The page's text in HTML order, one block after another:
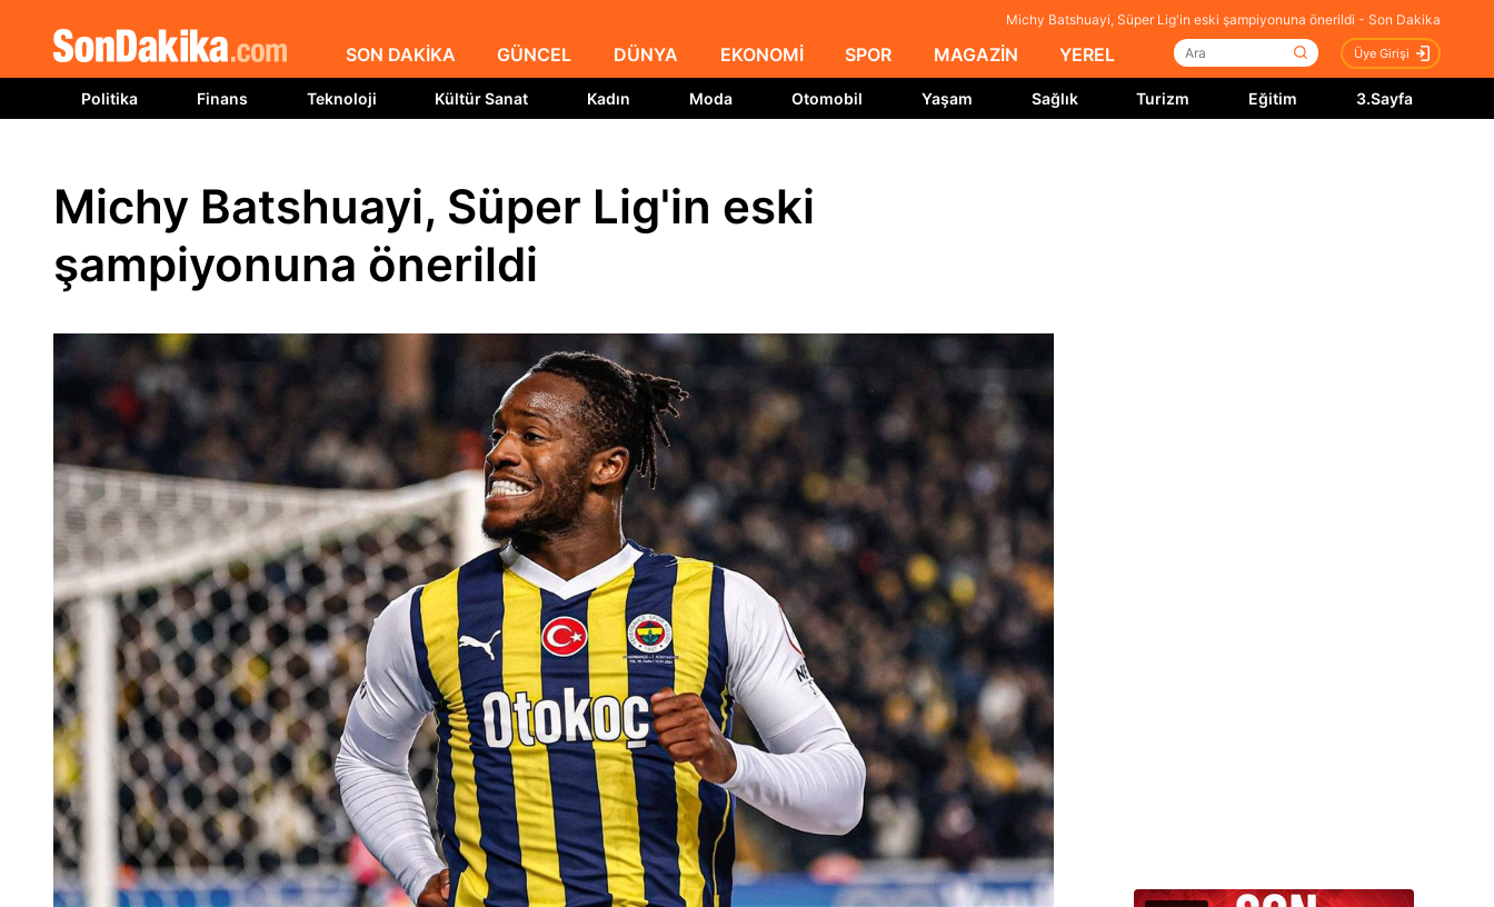
Michy Batshuayi, Süper Lig'in eski şampiyonuna önerildi - Son Dakika
SON DAKİKA GÜNCEL DÜNYA EKONOMİ SPOR MAGAZİN YEREL Üye Girişi
Politika Finans Teknoloji Kültür Sanat Kadın Moda Otomobil Yaşam Sağlık Turizm Eğitim 3.Sayfa
Michy Batshuayi, Süper Lig'in eski
şampiyonuna önerildi